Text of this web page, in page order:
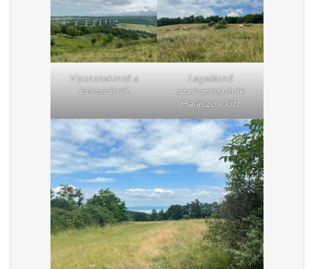
Visszatekintő a
betonútról
Legelésző
szarvasmarhák
Halászó előtt